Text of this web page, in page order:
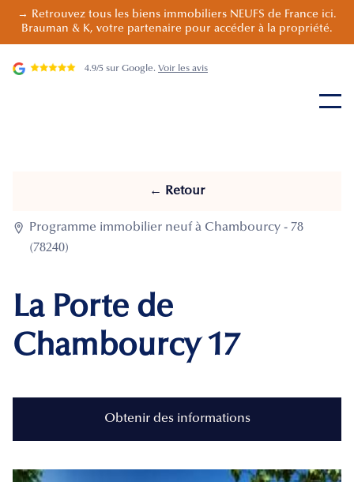
→ Retrouvez tous les biens immobiliers NEUFS de France ici.
Brauman & K, votre partenaire pour accéder à la propriété.
4.9/5 sur Google. Voir les avis
← Retour

Programme immobilier neuf à Chambourcy - 78
(78240)
La Porte de
Chambourcy 17
Obtenir des informations